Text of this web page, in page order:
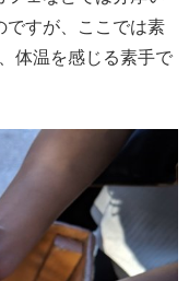
ですが、ここでは素
体温を感じる素手で